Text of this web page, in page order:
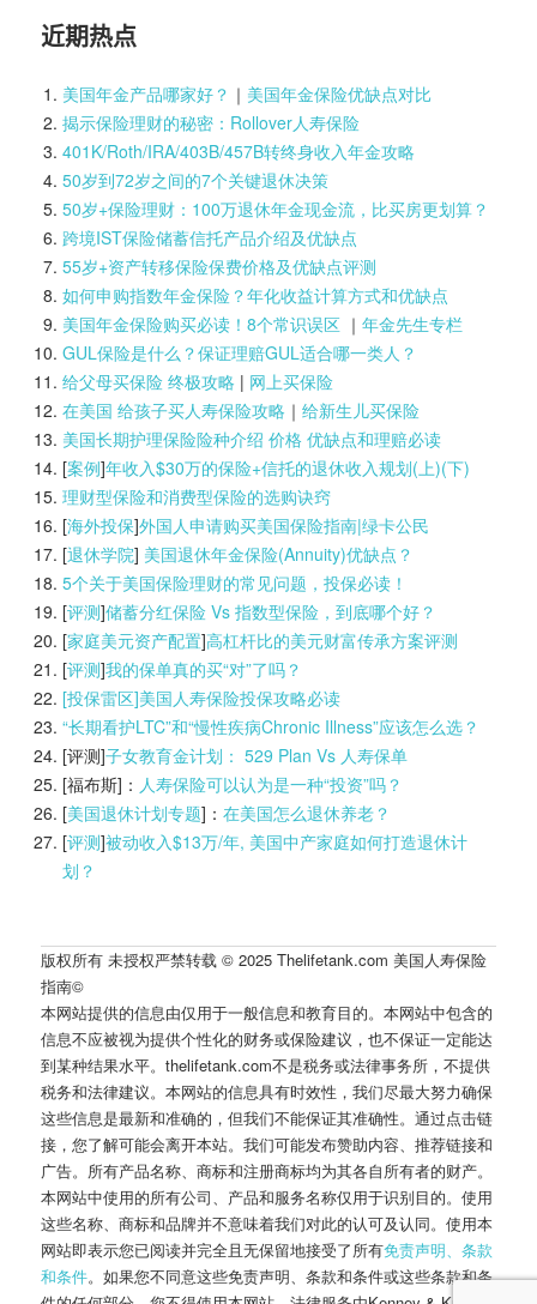
近期热点
美国年金产品哪家好？ ｜ 美国年金保险优缺点对比
揭示保险理财的秘密：Rollover人寿保险
401K/Roth/IRA/403B/457B转终身收入年金攻略
50岁到72岁之间的7个关键退休决策
50岁+保险理财：100万退休年金现金流，比买房更划算？
跨境IST保险储蓄信托产品介绍及优缺点
55岁+资产转移保险保费价格及优缺点评测
如何申购指数年金保险？年化收益计算方式和优缺点
美国年金保险购买必读！8个常识误区｜ 年金先生专栏
GUL保险是什么？保证理赔GUL适合哪一类人？
给父母买保险 终极攻略| 网上买保险
在美国 给孩子买人寿保险攻略｜ 给新生儿买保险
美国长期护理保险险种介绍 价格 优缺点和理赔必读
[案例]年收入$30万的保险+信托的退休收入规划(上)(下)
理财型保险和消费型保险的选购诀窍
[海外投保]外国人申请购买美国保险指南|绿卡公民
[退休学院] 美国退休年金保险(Annuity)优缺点？
5个关于美国保险理财的常见问题，投保必读！
[评测]储蓄分红保险 Vs 指数型保险，到底哪个好？
[家庭美元资产配置]高杠杆比的美元财富传承方案评测
[评测]我的保单真的买“对”了吗？
[投保雷区]美国人寿保险投保攻略必读
“长期看护LTC”和“慢性疾病Chronic Illness”应该怎么选？
[评测]子女教育金计划： 529 Plan Vs 人寿保单
[福布斯]： 人寿保险可以认为是一种“投资”吗？
[美国退休计划专题]： 在美国怎么退休养老？
[评测]被动收入$13万/年, 美国中产家庭如何打造退休计
划？
版权所有 未授权严禁转载 © 2025 Thelifetank.com 美国人寿保险
指南©️
本网站提供的信息由仅用于一般信息和教育目的。本网站中包含的
信息不应被视为提供个性化的财务或保险建议，也不保证一定能达
到某种结果水平。thelifetank.com不是税务或法律事务所，不提供
税务和法律建议。本网站的信息具有时效性，我们尽最大努力确保
这些信息是最新和准确的，但我们不能保证其准确性。通过点击链
接，您了解可能会离开本站。我们可能发布赞助内容、推荐链接和
广告。所有产品名称、商标和注册商标均为其各自所有者的财产。
本网站中使用的所有公司、产品和服务名称仅用于识别目的。使用
这些名称、商标和品牌并不意味着我们对此的认可及认同。使用本
网站即表示您已阅读并完全且无保留地接受了所有免责声明、条款
和条件。如果您不同意这些免责声明、条款和条件或这些条款和条